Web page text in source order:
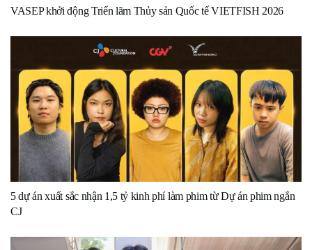
VASEP khởi động Triển lãm Thủy sản Quốc tế VIETFISH 2026
5 dự án xuất sắc nhận 1,5 tỷ kinh phí làm phim từ Dự án phim ngắn
CJ